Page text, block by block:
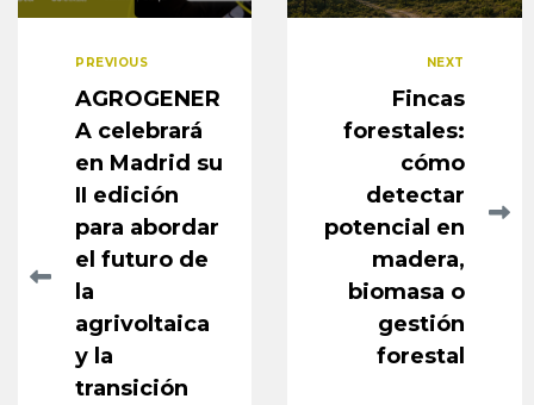
PREVIOUS
AGROGENER
A celebrará
en Madrid su
II edición
para abordar
el futuro de
la
agrivoltaica
y la
transición
NEXT
Fincas
forestales:
cómo
detectar
potencial en
madera,
biomasa o
gestión
forestal